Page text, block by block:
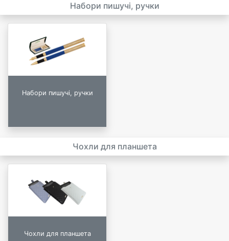
Набори пишучі, ручки
Набори пишучі, ручки
Чохли для планшета
Чохли для планшета